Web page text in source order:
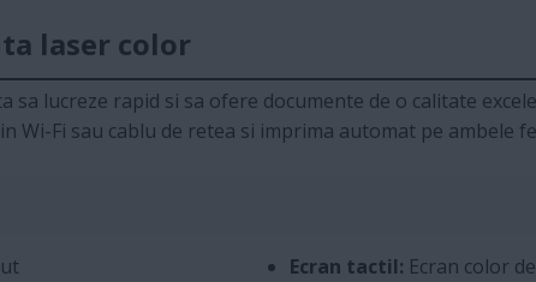
laser color
sa lucreze rapid si sa ofere documente de o calitate
Wi-Fi sau cablu de retea si imprima automat pe ambele
Ecran tactil: Ecran color